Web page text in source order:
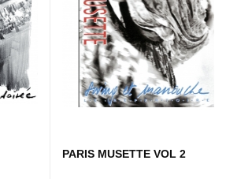
PARIS MUSETTE VOL 2